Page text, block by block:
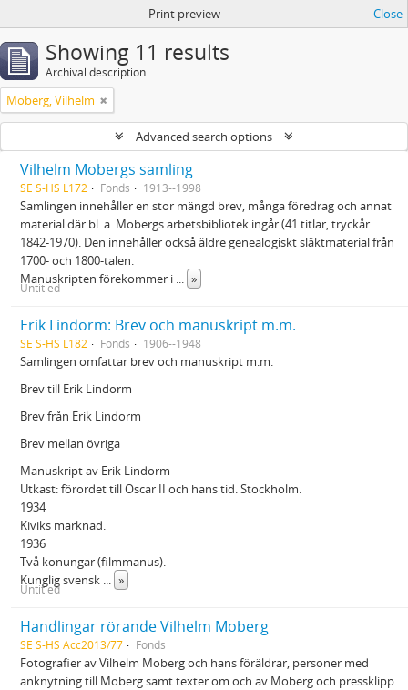
Print preview Close
Showing 11 results
Archival description
Moberg, Vilhelm
Advanced search options
Vilhelm Mobergs samling
SE S-HS L172 Fonds 1913--1998
Samlingen innehåller en stor mängd brev, många föredrag och annat
material där bl. a. Mobergs arbetsbibliotek ingår (41 titlar, tryckår
1842-1970). Den innehåller också äldre genealogiskt släktmaterial från
1700- och 1800-talen.
Manuskripten förekommer i ... »
Untitled
Erik Lindorm: Brev och manuskript m.m.
SE S-HS L182 Fonds 1906--1948
Samlingen omfattar brev och manuskript m.m.
Brev till Erik Lindorm
Brev från Erik Lindorm
Brev mellan övriga
Manuskript av Erik Lindorm
Utkast: förordet till Oscar II och hans tid. Stockholm.
1934
Kiviks marknad.
1936
Två konungar (filmmanus).
Kunglig svensk ... »
Untitled
Handlingar rörande Vilhelm Moberg
SE S-HS Acc2013/77 Fonds
Fotografier av Vilhelm Moberg och hans föräldrar, personer med
anknytning till Moberg samt texter om och av Moberg och pressklipp